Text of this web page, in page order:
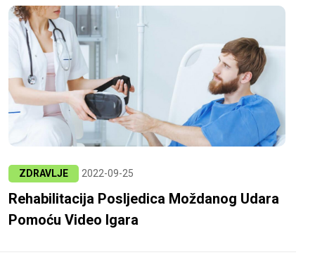
ZDRAVLJE 2022-09-25
Rehabilitacija Posljedica Moždanog Udara
Pomoću Video Igara